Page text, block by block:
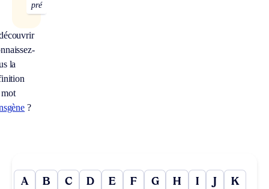
pré
la
?
A B C D E F G H I J K